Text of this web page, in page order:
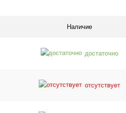
Наличие
достаточно
отсутствует